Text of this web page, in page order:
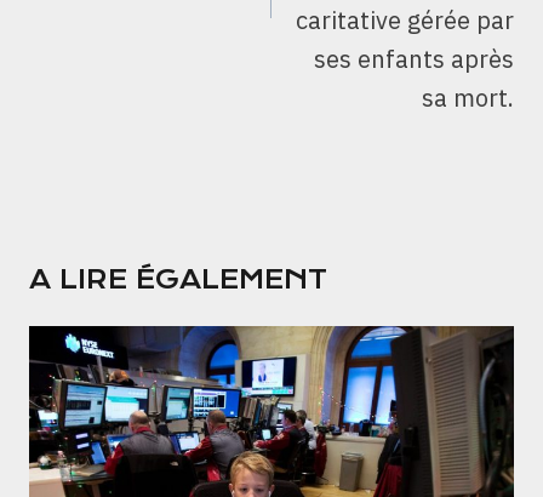
caritative gérée par
ses enfants après
sa mort.
A LIRE ÉGALEMENT